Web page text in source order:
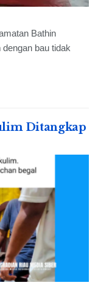
Bathin
bau tidak
Ditangkap